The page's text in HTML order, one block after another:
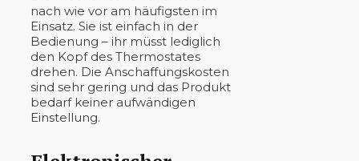
nach wie vor am häufigsten im
Einsatz. Sie ist einfach in der
Bedienung – ihr müsst lediglich
den Kopf des Thermostates
drehen. Die Anschaffungskosten
sind sehr gering und das Produkt
bedarf keiner aufwändigen
Einstellung.